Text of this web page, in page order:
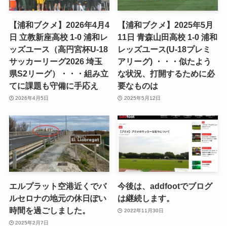
【浦和ブクメ】2026年4月4
日 立教新座高校 1-0 浦和レ
ッズユース（高円宮杯U-18
サッカーリーグ2026 埼玉
県S2リーグ）・・・組み立
てに課題も守備に手応え
2026年4月5日
【浦和ブクメ】2025年5月
11日 青森山田高校 1-0 浦和
レッズユース(U-18プレミ
アリーグ) ・・・似たよう
な状況、打開するために必
要なものは
2025年5月12日
エルプラット空港近くでバ
ルセロナの地元の休日ぽい
時間を過ごしました。
2025年2月7日
今後は、addfootでブログ
は継続します。
2022年11月30日